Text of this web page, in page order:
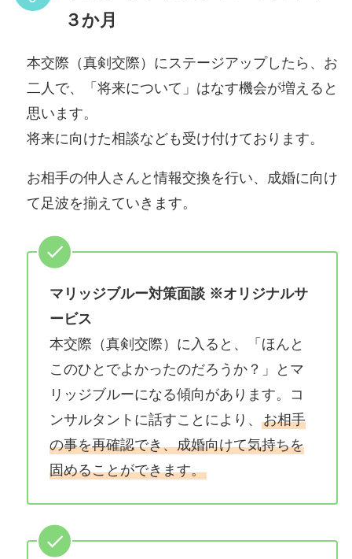
３か月
本交際（真剣交際）にステージアップしたら、お
二人で、「将来について」はなす機会が増えると
思います。
将来に向けた相談なども受け付けております。
お相手の仲人さんと情報交換を行い、成婚に向け
て足波を揃えていきます。
マリッジブルー対策面談 ※オリジナルサ
ービス
本交際（真剣交際）に入ると、「ほんと
このひとでよかったのだろうか？」とマ
リッジブルーになる傾向があります。コ
ンサルタントに話すことにより、 お相手
の事を再確認でき、成婚向けて気持ちを
固めることができます。